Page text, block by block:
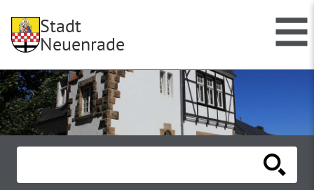
Stadt
Neuenrade